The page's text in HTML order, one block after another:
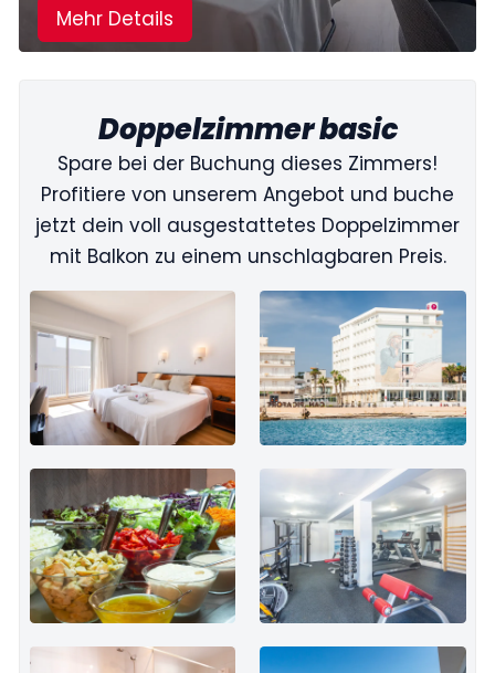
Mehr Details
Doppelzimmer basic
Spare bei der Buchung dieses Zimmers!
Profitiere von unserem Angebot und buche
jetzt dein voll ausgestattetes Doppelzimmer
mit Balkon zu einem unschlagbaren Preis.
Bild anzeigen: JS Marimar Hotel Philipps Bike
Bild anzeigen: JS
Bild anzeigen: JS Marimar Hotel Philipps Bike
Bild anzeigen: JS
Bild anzeigen: JS Marimar Hotel Philipps Bike
Bild anzeigen: JS